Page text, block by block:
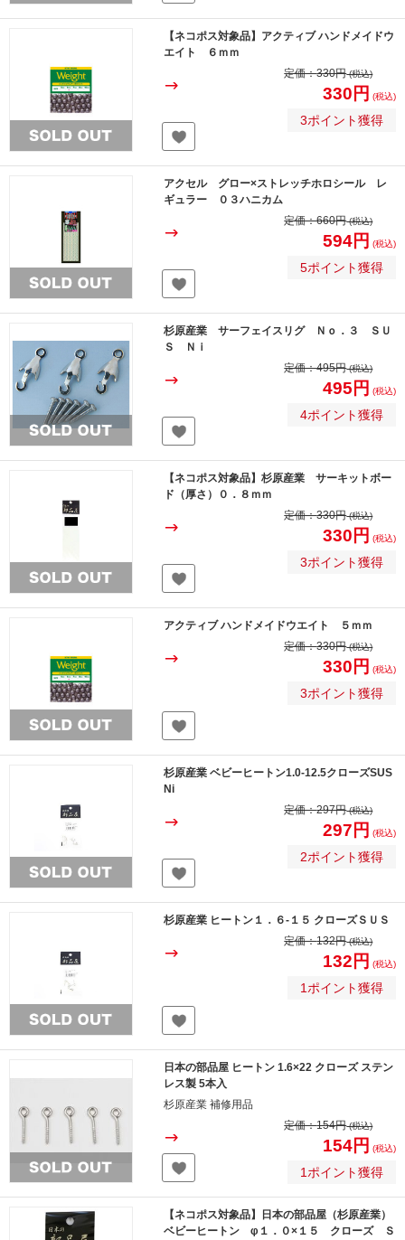
【ネコポス対象品】アクティブ ハンドメイドウ
エイト ６ｍｍ
定価：330円(税込)
330円 (税込)
3ポイント獲得
アクセル グロー×ストレッチホロシール レ
ギュラー ０３ハニカム
定価：660円(税込)
594円 (税込)
5ポイント獲得
杉原産業 サーフェイスリグ Ｎｏ．３ ＳＵ
Ｓ Ｎｉ
定価：495円(税込)
495円 (税込)
4ポイント獲得
【ネコポス対象品】杉原産業 サーキットボー
ド（厚さ）０．８ｍｍ
定価：330円(税込)
330円 (税込)
3ポイント獲得
アクティブ ハンドメイドウエイト ５ｍｍ
定価：330円(税込)
330円 (税込)
3ポイント獲得
杉原産業 ベビーヒートン1.0-12.5クローズSUS
Ni
定価：297円(税込)
297円 (税込)
2ポイント獲得
杉原産業 ヒートン１．６-１５ クローズＳＵＳ
定価：132円(税込)
132円 (税込)
1ポイント獲得
日本の部品屋 ヒートン 1.6×22 クローズ ステン
レス製 5本入
杉原産業 補修用品
定価：154円(税込)
154円 (税込)
1ポイント獲得
【ネコポス対象品】日本の部品屋（杉原産業）
ベビーヒートン φ１．０×１５ クローズ Ｓ